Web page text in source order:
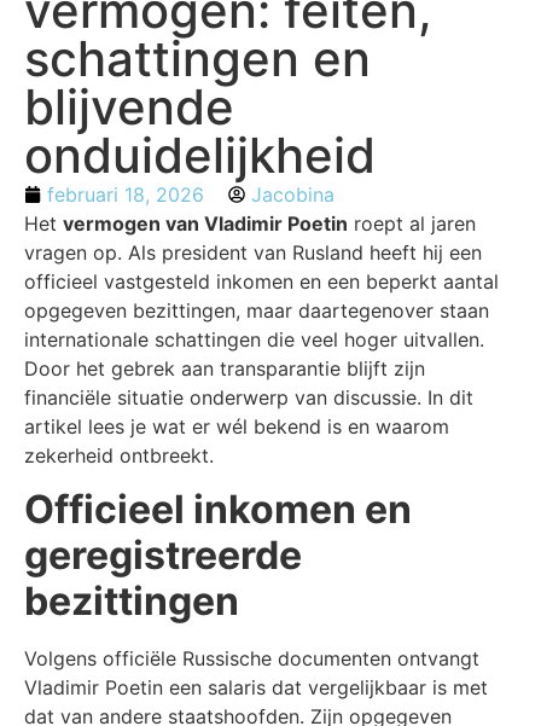
schattingen en
blijvende
onduidelijkheid
februari 18, 2026
Jacobina
Het vermogen van Vladimir Poetin roept al jaren
vragen op. Als president van Rusland heeft hij een
officieel vastgesteld inkomen en een beperkt aantal
opgegeven bezittingen, maar daartegenover staan
internationale schattingen die veel hoger uitvallen.
Door het gebrek aan transparantie blijft zijn
financiële situatie onderwerp van discussie. In dit
artikel lees je wat er wél bekend is en waarom
zekerheid ontbreekt.
Officieel inkomen en
geregistreerde
bezittingen
Volgens officiële Russische documenten ontvangt
Vladimir Poetin een salaris dat vergelijkbaar is met
dat van andere staatshoofden. Zijn opgegeven